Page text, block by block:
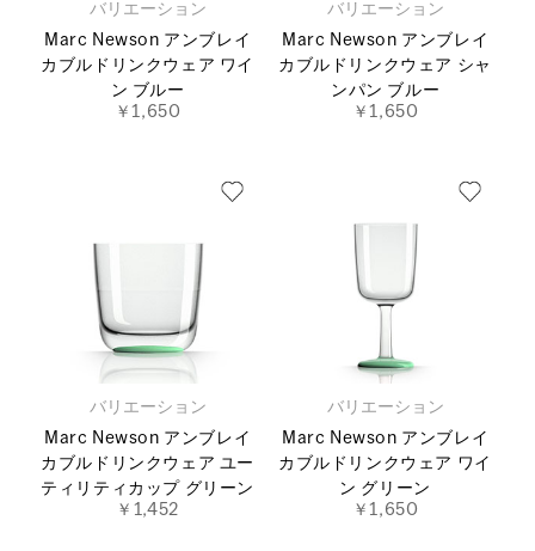
バリエーション
Marc Newson アンブレイ
カブルドリンクウェア ワイ
ン ブルー
￥1,650
バリエーション
Marc Newson アンブレイ
カブルドリンクウェア シャ
ンパン ブルー
￥1,650
バリエーション
Marc Newson アンブレイ
カブルドリンクウェア ユー
ティリティカップ グリーン
￥1,452
バリエーション
Marc Newson アンブレイ
カブルドリンクウェア ワイ
ン グリーン
￥1,650